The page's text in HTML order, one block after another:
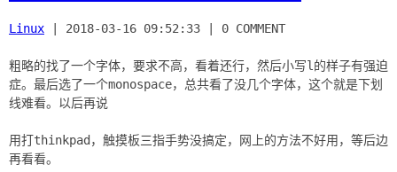
Linux 2018-03-16 09:52:33 0 COMMENT
粗略的找了一个字体，要求不高，看着还行，然后小写l的样子有强迫
症。最后选了一个monospace，总共看了没几个字体，这个就是下划
线难看。以后再说
用打thinkpad，触摸板三指手势没搞定，网上的方法不好用，等后边
再看看。